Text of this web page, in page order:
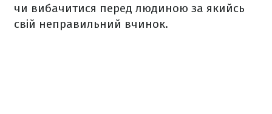
чи вибачитися перед людиною за якийсь
свій неправильний вчинок.